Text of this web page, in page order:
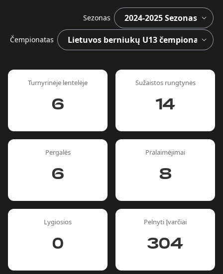
Sezonas
Čempionatas
Turnyrinėje lentelėje
6
Sužaistos rungtynės
14
Pergalės
6
Pralaimėjimai
8
Lygiosios
0
Pelnyti Įvarčiai
304